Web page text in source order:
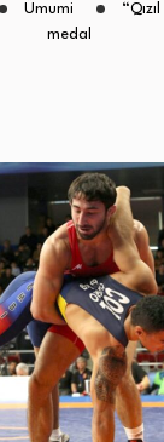
Ümumi
medal